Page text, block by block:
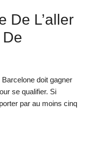
De L’aller
Barcelone doit gagner
se qualifier. Si
par au moins cinq